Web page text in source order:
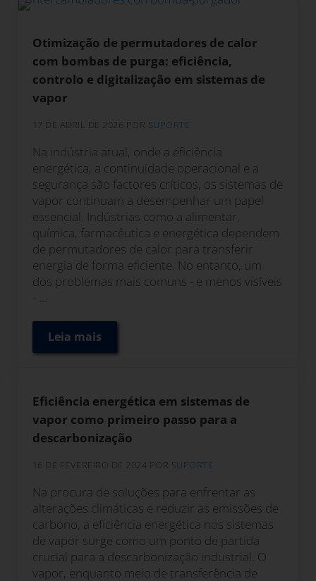
Otimização de permutadores de calor
com bombas de purga: eficiência,
controlo e digitalização em sistemas de
vapor
17 DE ABRIL DE 2026 POR SUPORTE
Na indústria atual, onde a eficiência
energética, a continuidade operacional e a
segurança são factores críticos, os sistemas de
vapor continuam a desempenhar um papel
essencial. Indústrias como a alimentar,
química, farmacêutica e energética dependem
de permutadores de calor para transferir
energia de forma eficiente. No entanto, um
dos problemas mais comuns - e menos visíveis
- ...
Leia maisOtimização de permutadores de calor
Eficiência energética em sistemas de
vapor como primeiro passo para a
descarbonização
16 DE FEVEREIRO DE 2024 POR SUPORTE
Na procura de soluções para enfrentar as
alterações climáticas e reduzir as emissões de
carbono, a eficiência energética nos sistemas
de vapor surge como um ponto de partida
crucial para a descarbonização industrial. O
vapor, enquanto meio de transferência de